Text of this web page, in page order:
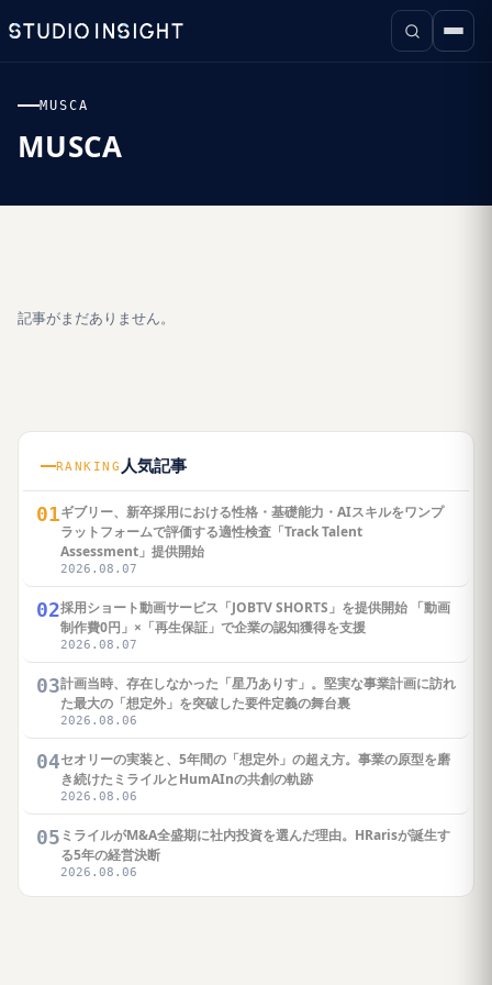
MUSCA
MUSCA
記事がまだありません。
RANKING 人気記事
01ギブリー、新卒採用における性格・基礎能力・AIスキルをワンプ
ラットフォームで評価する適性検査「Track Talent
Assessment」提供開始
2026.08.07
02採用ショート動画サービス「JOBTV SHORTS」を提供開始 「動画
制作費0円」×「再生保証」で企業の認知獲得を支援
2026.08.07
03計画当時、存在しなかった「星乃ありす」。堅実な事業計画に訪れ
た最大の「想定外」を突破した要件定義の舞台裏
2026.08.06
04セオリーの実装と、5年間の「想定外」の超え方。事業の原型を磨
き続けたミライルとHumAInの共創の軌跡
2026.08.06
05 ミライルがM&A全盛期に社内投資を選んだ理由。HRarisが誕生す
る5年の経営決断
2026.08.06